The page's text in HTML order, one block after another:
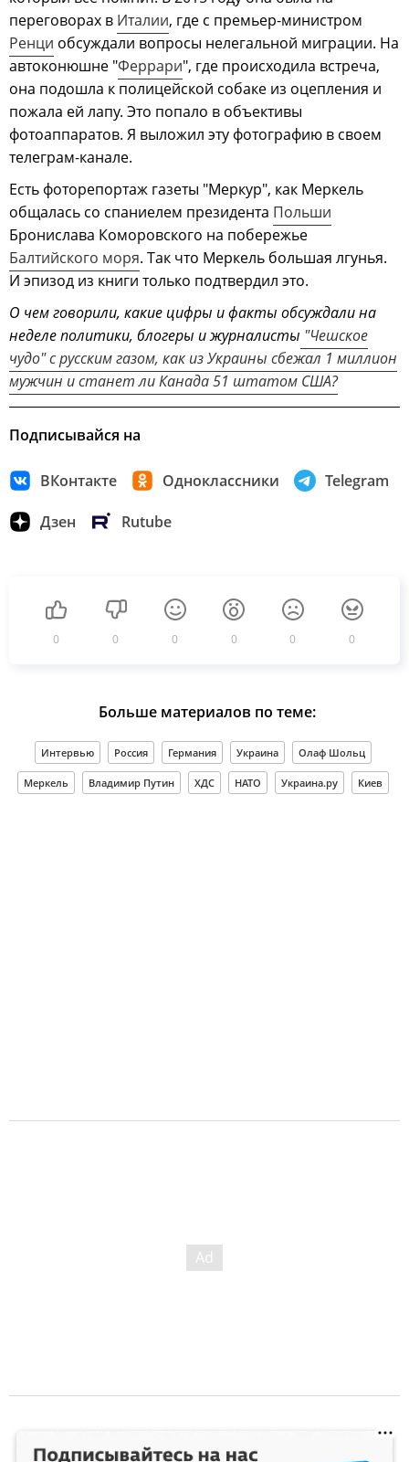
переговорах в Италии, где с премьер-министром
Ренци обсуждали вопросы нелегальной миграции. На
автоконюшне "Феррари", где происходила встреча,
она подошла к полицейской собаке из оцепления и
пожала ей лапу. Это попало в объективы
фотоаппаратов. Я выложил эту фотографию в своем
телеграм-канале.
Есть фоторепортаж газеты "Меркур", как Меркель
общалась со спаниелем президента Польши
Бронислава Коморовского на побережье
Балтийского моря. Так что Меркель большая лгунья.
И эпизод из книги только подтвердил это.
О чем говорили, какие цифры и факты обсуждали на
неделе политики, блогеры и журналисты "Чешское
чудо" с русским газом, как из Украины сбежал 1 миллион
мужчин и станет ли Канада 51 штатом США?
Подписывайся на
ВКонтакте Одноклассники Telegram
Дзен Rutube
0 0 0 0 0 0
Больше материалов по теме:
Интервью Россия Германия Украина Олаф Шольц
Меркель Владимир Путин ХДС НАТО Украина.ру Киев